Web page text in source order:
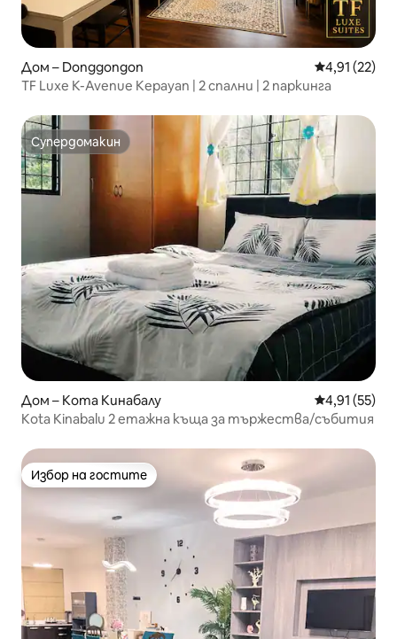
Дом – Donggongon Средна
4,91 (22)
TF Luxe K-Avenue Kepayan | 2 спални | 2 паркинга
Супердомакин
Супердомакин
Дом – Кота Кинабалу Средна
4,91 (55)
Kota Kinabalu 2 етажна къща за тържества/събития
Избор на гостите
Избор на гостите